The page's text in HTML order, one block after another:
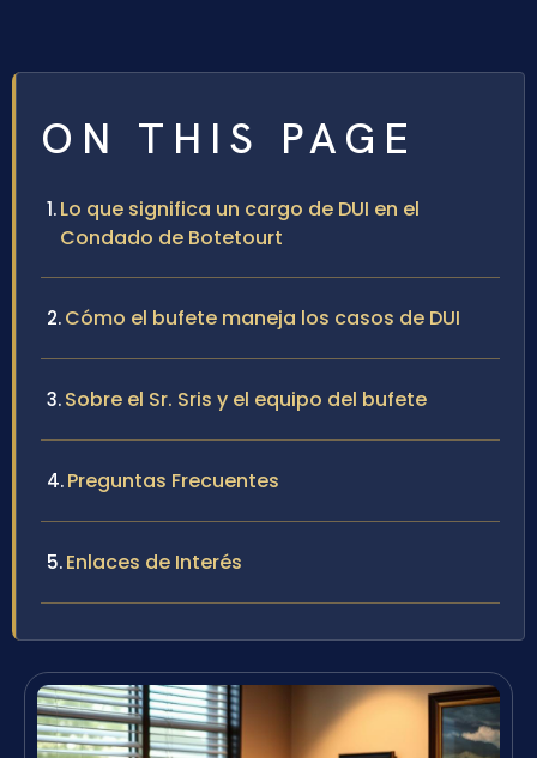
ON THIS PAGE
Lo que significa un cargo de DUI en el
Condado de Botetourt
Cómo el bufete maneja los casos de DUI
Sobre el Sr. Sris y el equipo del bufete
Preguntas Frecuentes
Enlaces de Interés